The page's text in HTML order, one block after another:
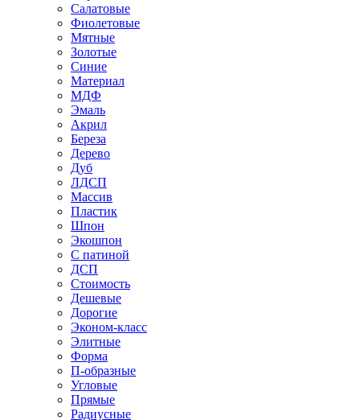
Салатовые
Фиолетовые
Мятные
Золотые
Синие
Материал
МДФ
Эмаль
Акрил
Береза
Дерево
Дуб
ЛДСП
Массив
Пластик
Шпон
Экошпон
С патиной
ДСП
Стоимость
Дешевые
Дорогие
Эконом-класс
Элитные
Форма
П-образные
Угловые
Прямые
Радиусные